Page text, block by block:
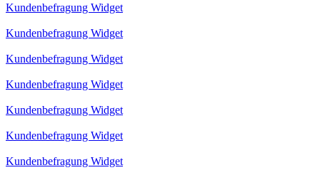
Kundenbefragung Widget
Kundenbefragung Widget
Kundenbefragung Widget
Kundenbefragung Widget
Kundenbefragung Widget
Kundenbefragung Widget
Kundenbefragung Widget